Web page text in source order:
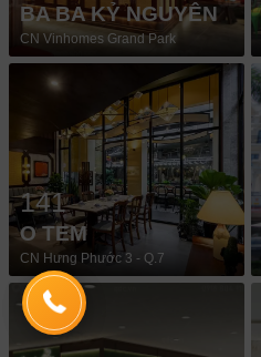
BA BA KỶ NGUYÊN
CN Vinhomes Grand Park
141
O TEM
CN Hưng Phước 3 - Q.7